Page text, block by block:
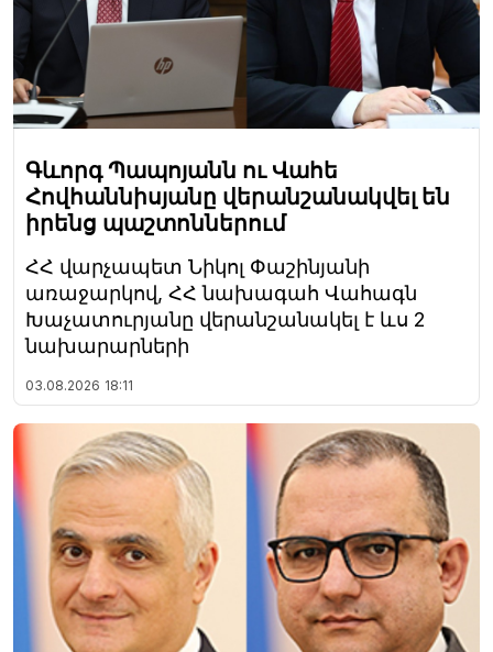
Գևորգ Պապոյանն ու Վահե
Հովհաննիսյանը վերանշանակվել են
իրենց պաշտոններում
ՀՀ վարչապետ Նիկոլ Փաշինյանի
առաջարկով, ՀՀ նախագահ Վահագն
Խաչատուրյանը վերանշանակել է ևս 2
նախարարների
03.08.2026 18:11